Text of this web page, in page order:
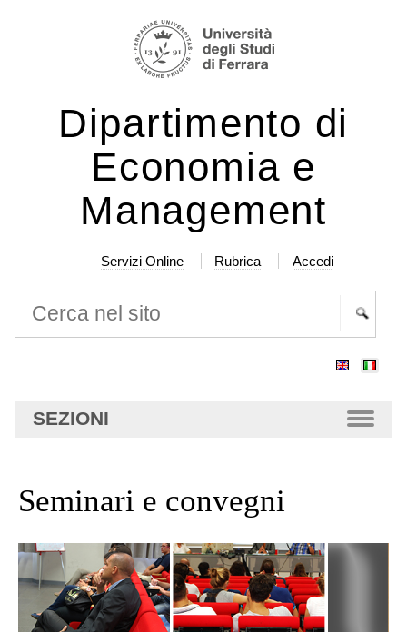
navigazione
Dipartimento di
Economia e
Management
Servizi Online Rubrica Accedi
SEZIONI
Seminari e convegni
Seminari